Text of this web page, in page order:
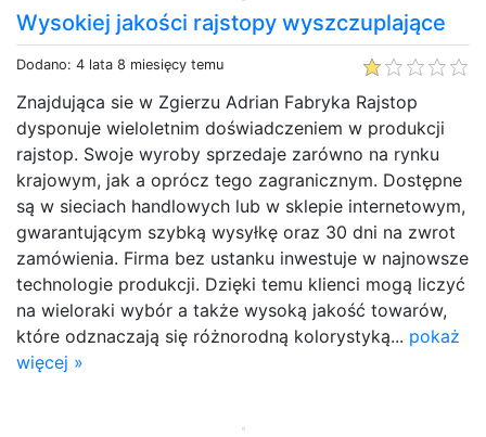
Wysokiej jakości rajstopy wyszczuplające
Dodano: 4 lata 8 miesięcy temu
Znajdująca sie w Zgierzu Adrian Fabryka Rajstop
dysponuje wieloletnim doświadczeniem w produkcji
rajstop. Swoje wyroby sprzedaje zarówno na rynku
krajowym, jak a oprócz tego zagranicznym. Dostępne
są w sieciach handlowych lub w sklepie internetowym,
gwarantującym szybką wysyłkę oraz 30 dni na zwrot
zamówienia. Firma bez ustanku inwestuje w najnowsze
technologie produkcji. Dzięki temu klienci mogą liczyć
na wieloraki wybór a także wysoką jakość towarów,
które odznaczają się różnorodną kolorystyką... pokaż
więcej »